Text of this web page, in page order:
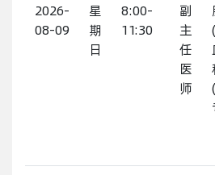
2026-
08-09
星
期
日
8:00-
11:30
副
主
任
医
师